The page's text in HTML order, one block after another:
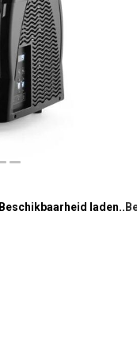
Beschikbaarheid laden..